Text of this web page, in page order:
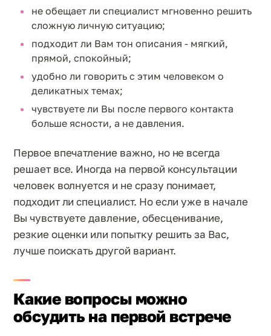
не обещает ли специалист мгновенно решить
сложную личную ситуацию;
подходит ли Вам тон описания - мягкий,
прямой, спокойный;
удобно ли говорить с этим человеком о
деликатных темах;
чувствуете ли Вы после первого контакта
больше ясности, а не давления.
Первое впечатление важно, но не всегда
решает все. Иногда на первой консультации
человек волнуется и не сразу понимает,
подходит ли специалист. Но если уже в начале
Вы чувствуете давление, обесценивание,
резкие оценки или попытку решить за Вас,
лучше поискать другой вариант.
Какие вопросы можно
обсудить на первой встрече